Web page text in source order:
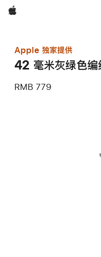
Apple
Apple 独家提供
42 毫米灰绿色
RMB 779